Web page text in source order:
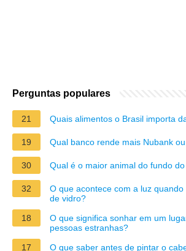
Perguntas populares
21 Quais alimentos o Brasil importa
19 Qual banco rende mais Nubank
30 Qual é o maior animal do fundo
32
O que acontece com a luz
de vidro?
18
O que significa sonhar em um
pessoas estranhas?
17
O que saber antes de pintar o